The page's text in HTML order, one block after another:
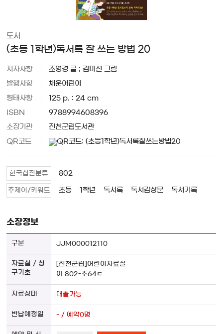
도서
(초등 1학년)독서록 잘 쓰는 방법 20
저자사항 조영경 글 ; 김미선 그림
발행사항 채운어린이
형태사항 125 p. : 24 cm
ISBN 9788994608396
소장기관 진천군립도서관
QR코드
한국십진분류 802
주제어/키워드 초등 1학년 독서록 독서감상문 독서기록
소장정보
JJM000012110
[진천군립]어린이자료실
아 802-조64ㄷ
대출가능
- / 예약0명